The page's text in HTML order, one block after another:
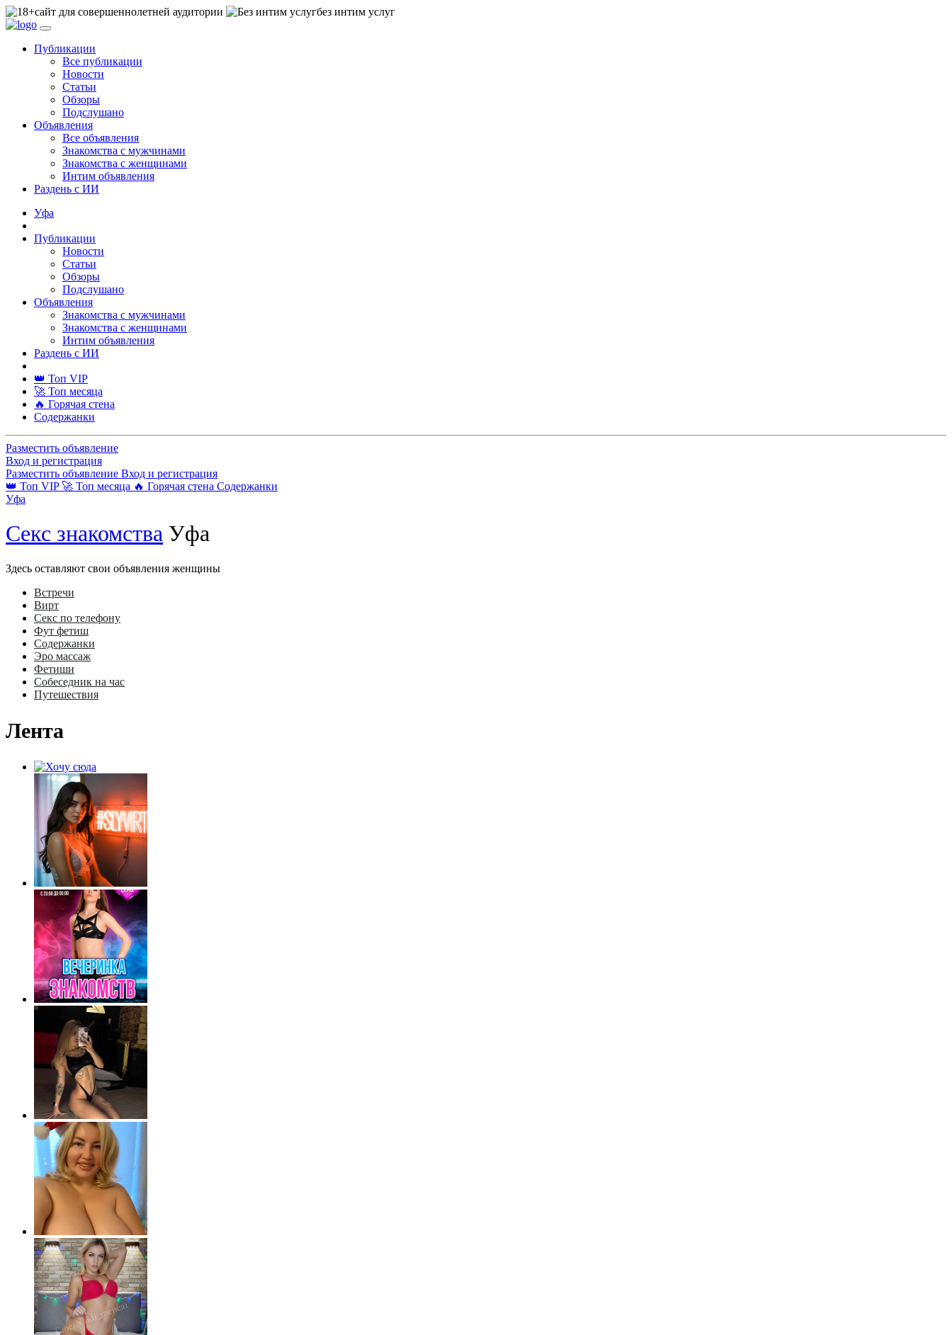
сайт для совершеннолетней аудитории без интим услуг
Публикации
Все публикации
Новости
Статьи
Обзоры
Подслушано
Объявления
Все объявления
Знакомства с мужчинами
Знакомства с женщинами
Интим объявления
Раздень с ИИ
Уфа
Публикации
Новости
Статьи
Обзоры
Подслушано
Объявления
Знакомства с мужчинами
Знакомства с женщинами
Интим объявления
Раздень с ИИ
👑 Топ VIP
🚀 Топ месяца
🔥 Горячая стена
Содержанки
Разместить объявление
Вход и регистрация
Разместить объявление Вход и регистрация
👑 Топ VIP 🚀 Топ месяца 🔥 Горячая стена Содержанки
Уфа
Секс знакомства Уфа
Здесь оставляют свои объявления женщины
Встречи
Вирт
Секс по телефону
Фут фетиш
Содержанки
Эро массаж
Фетиши
Собеседник на час
Путешествия
Лента